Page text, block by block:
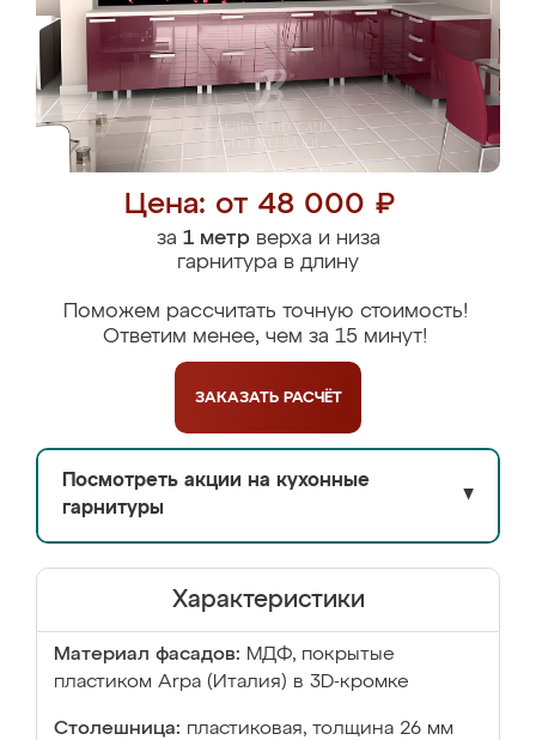
Цена: от 48 000 ₽
за 1 метрверха и низа
гарнитура в длину
Поможем рассчитать точную стоимость!
Ответим менее, чем за 15 минут!
ЗАКАЗАТЬ РАСЧЁТ
Посмотреть акции на кухонные
гарнитуры
▼
Характеристики
Материал фасадов: МДФ, покрытые
пластиком Arpa (Италия) в 3D-кромке
Столешница: пластиковая, толщина 26 мм